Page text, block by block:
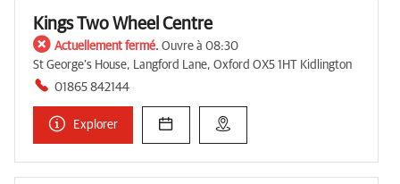
Kings Two Wheel Centre
Actuellement fermé. Ouvre à 08:30
St George’s House, Langford Lane, Oxford OX5 1HT Kidlington
01865 842144
Explorer